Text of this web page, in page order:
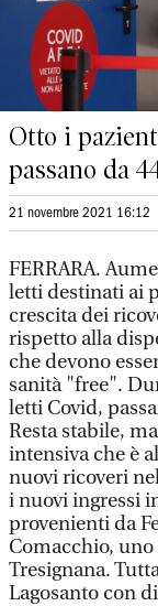
Otto i
passano da
21 novembre 2021 16:12
FERRARA.
letti destinati ai
crescita dei
rispetto alla
che devono
sanità "free".
letti Covid,
Resta stabile,
intensiva che è
nuovi ricoveri
i nuovi ingressi
provenienti da
Comacchio, uno
Tresignana.
Lagosanto con